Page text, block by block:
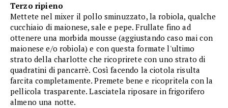
Terzo ripieno
Mettete nel mixer il pollo sminuzzato, la robiola, qualche
cucchiaio di maionese, sale e pepe. Frullate fino ad
ottenere una morbida mousse (aggiustando caso mai con
maionese e/o robiola) e con questa formate l'ultimo
strato della charlotte che ricoprirete con uno strato di
quadratini di pancarrè. Così facendo la ciotola risulta
farcita completamente. Premete bene e ricopritela con la
pellicola trasparente. Lasciatela riposare in frigorifero
almeno una notte.